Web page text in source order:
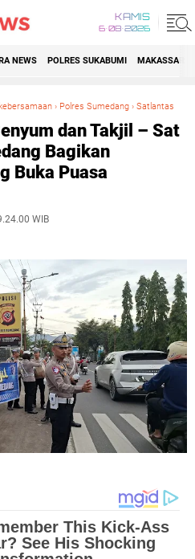
KAMIS
6•08•2026
NEWS POLRES SUKABUMI MAKASSAR
kebersamaan › Polres Sumedang › Satlantas
dan Takjil – Sat
Bagikan
Buka Puasa
WIB